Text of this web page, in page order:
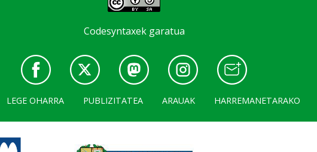
Codesyntaxek garatua
LEGE OHARRA PUBLIZITATEA ARAUAK HARREMANETARAKO